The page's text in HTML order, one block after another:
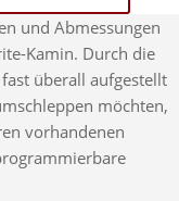
und Abmessungen
Kamin. Durch die
überall aufgestellt
möchten,
vorhandenen